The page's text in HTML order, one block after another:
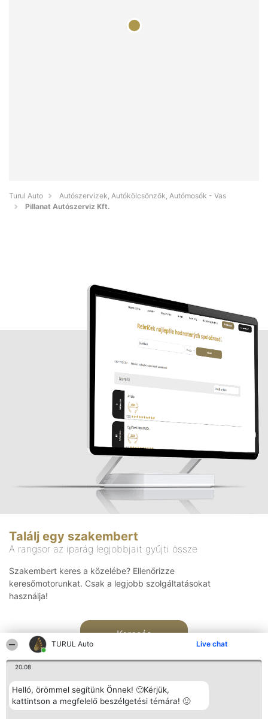
TURUL Auto Live chat
20:08
Helló, örömmel segítünk Önnek! 🙂Kérjük,
kattintson a megfelelő beszélgetési témára! 🙂
Turul Auto
Autószervizek, Autókölcsönzők, Autómosók - Vas
Pillanat Autószerviz Kft.
Találj egy szakembert
A rangsor az iparág legjobbjait gyűjti össze
Szakembert keres a közelébe? Ellenőrizze
keresőmotorunkat. Csak a legjobb szolgáltatásokat
használja!
Keresés